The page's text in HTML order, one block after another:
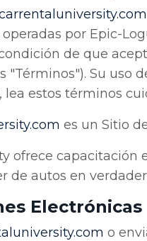
.com
por Epic-
de que
"Términos"). Su uso
lea estos términos
.com es un Sitio
ofrece capacitación
de autos en
Electrónicas
.com o